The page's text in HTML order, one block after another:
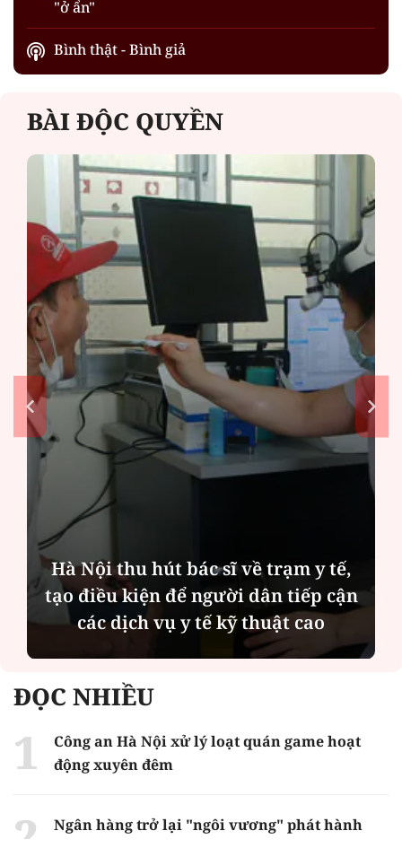
"ở ẩn"
Bình thật - Bình giả
BÀI ĐỘC QUYỀN
Hà Nội thu hút bác sĩ về trạm y tế,
tạo điều kiện để người dân tiếp cận
các dịch vụ y tế kỹ thuật cao
ĐỌC NHIỀU
Công an Hà Nội xử lý loạt quán game hoạt
động xuyên đêm
Ngân hàng trở lại "ngôi vương" phát hành